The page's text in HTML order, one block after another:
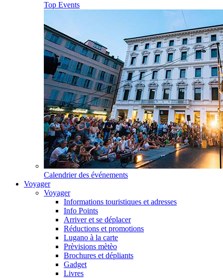
Top Events
Calendrier des événements
Voyager
Voyager
Informations touristiques et adresses
Info Points
Arriver et se déplacer
Réductions et promotions
Lugano à la carte
Prèvisions mètèo
Brochures et dépliants
Gadget
Livres